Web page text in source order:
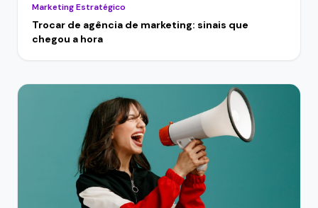
Marketing Estratégico
Trocar de agência de marketing: sinais que
chegou a hora